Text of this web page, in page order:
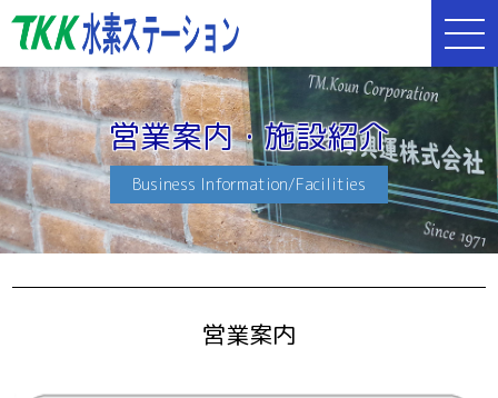
営業案内・施設紹介
Business Information/Facilities
営業案内